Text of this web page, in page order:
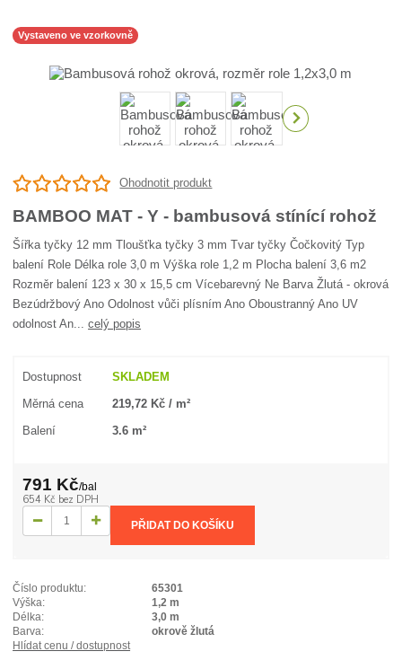
Vystaveno ve vzorkovně
Ohodnotit produkt
BAMBOO MAT - Y - bambusová stínící rohož
Šířka tyčky 12 mm Tloušťka tyčky 3 mm Tvar tyčky Čočkovitý Typ
balení Role Délka role 3,0 m Výška role 1,2 m Plocha balení 3,6 m2
Rozměr balení 123 x 30 x 15,5 cm Vícebarevný Ne Barva Žlutá - okrová
Bezúdržbový Ano Odolnost vůči plísním Ano Oboustranný Ano UV
odolnost An...celý popis
Dostupnost SKLADEM
Měrná cena 219,72 Kč / m²
Balení 3.6 m²
791 Kč/bal
654 Kč bez DPH
PŘIDAT DO KOŠÍKU
Číslo produktu:
65301
Výška:
1,2 m
Délka:
3,0 m
Barva:
okrově žlutá
Hlídat cenu / dostupnost